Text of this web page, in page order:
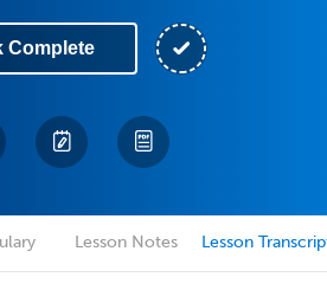
Complete
Lesson Notes Lesson